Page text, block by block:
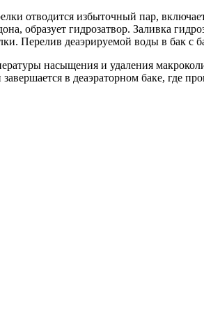
отводится избыточный пар,
образует гидрозатвор. Заливка
Перелив деаэрируемой воды в бак с
насыщения и удаления
в деаэраторном баке, где